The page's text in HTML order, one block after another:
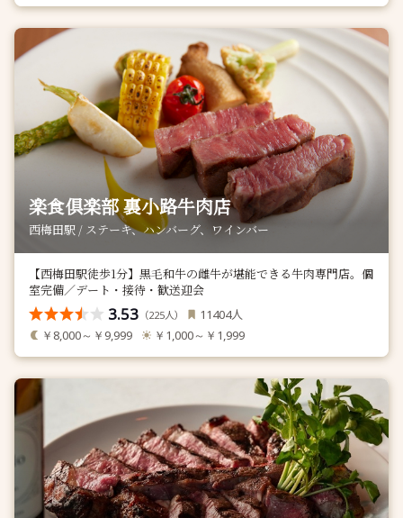
楽食倶楽部 裏小路牛肉店
西梅田駅 / ステーキ、ハンバーグ、ワインバー
【西梅田駅徒歩1分】黒毛和牛の雌牛が堪能できる牛肉専門店。個
室完備／デート・接待・歓送迎会
3.53 （225人） 11404人
￥8,000～￥9,999 ￥1,000～￥1,999